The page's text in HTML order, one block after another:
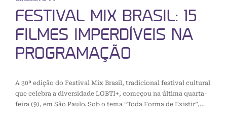
FESTIVAL MIX BRASIL: 15
FILMES IMPERDÍVEIS NA
PROGRAMAÇÃO
A 30ª edição do Festival Mix Brasil, tradicional festival cultural
que celebra a diversidade LGBTI+, começou na última quarta-
feira (9), em São Paulo. Sob o tema “Toda Forma de Existir”,…